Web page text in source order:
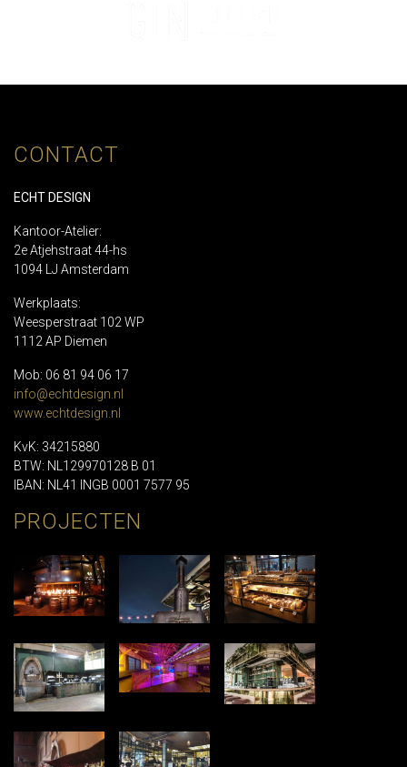
CONTACT
ECHT DESIGN
Kantoor-Atelier:
2e Atjehstraat 44-hs
1094 LJ Amsterdam
Werkplaats:
Weesperstraat 102 WP
1112 AP Diemen
Mob: 06 81 94 06 17
info@echtdesign.nl
www.echtdesign.nl
KvK: 34215880
BTW: NL129970128 B 01
IBAN: NL41 INGB 0001 7577 95
PROJECTEN